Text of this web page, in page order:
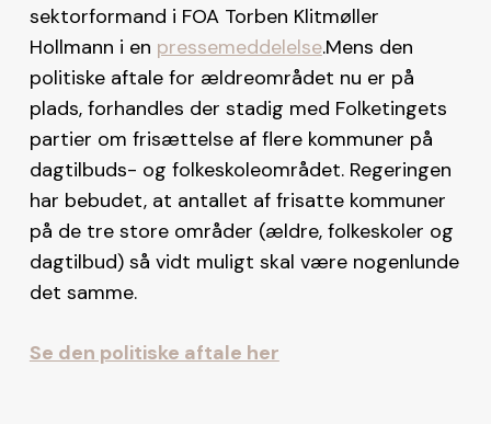
sektorformand i FOA Torben Klitmøller
Hollmann i en pressemeddelelse.Mens den
politiske aftale for ældreområdet nu er på
plads, forhandles der stadig med Folketingets
partier om frisættelse af flere kommuner på
dagtilbuds- og folkeskoleområdet. Regeringen
har bebudet, at antallet af frisatte kommuner
på de tre store områder (ældre, folkeskoler og
dagtilbud) så vidt muligt skal være nogenlunde
det samme.
Se den politiske aftale her